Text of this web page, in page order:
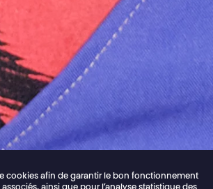
cookies afin de garantir le bon fonctionnement